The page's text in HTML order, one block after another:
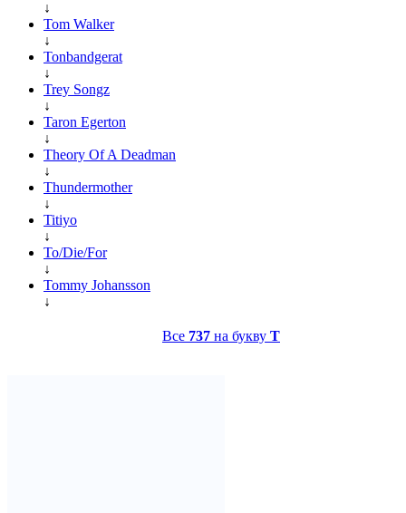
↓
Tom Walker
↓
Tonbandgerat
↓
Trey Songz
↓
Taron Egerton
↓
Theory Of A Deadman
↓
Thundermother
↓
Titiyo
↓
To/Die/For
↓
Tommy Johansson
↓
Все 737 на букву T